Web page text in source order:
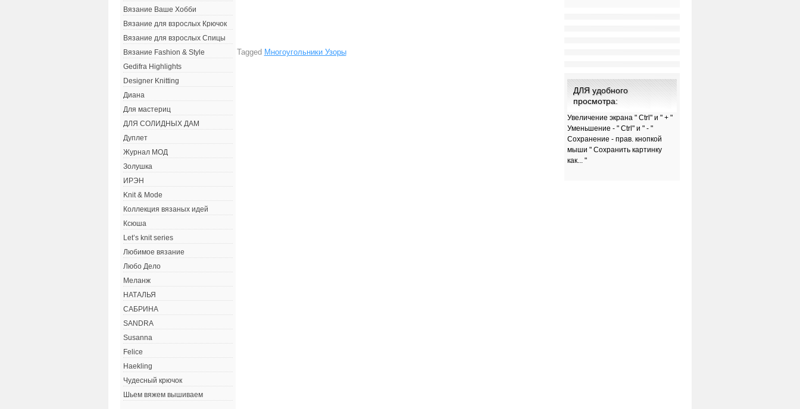
Tagged Многоугольники Узоры
Вязание Ваше Хобби
Вязание для взрослых Крючок
Вязание для взрослых Спицы
Вязание Fashion & Style
Gedifra Highlights
Designer Knitting
Диана
Для мастериц
ДЛЯ СОЛИДНЫХ ДАМ
Дуплет
Журнал МОД
Золушка
ИРЭН
Knit & Mode
Коллекция вязаных идей
Ксюша
Let’s knit series
Любимое вязание
Любо Дело
Меланж
НАТАЛЬЯ
САБРИНА
SANDRA
Susanna
Felice
Haekling
Чудесный крючок
Шьем вяжем вышиваем
ДЛЯ удобного
просмотра:
Увеличение экрана " Ctrl" и " + "
Уменьшение - " Ctrl" и " - "
Сохранение - прав. кнопкой
мыши " Сохранить картинку
как... "